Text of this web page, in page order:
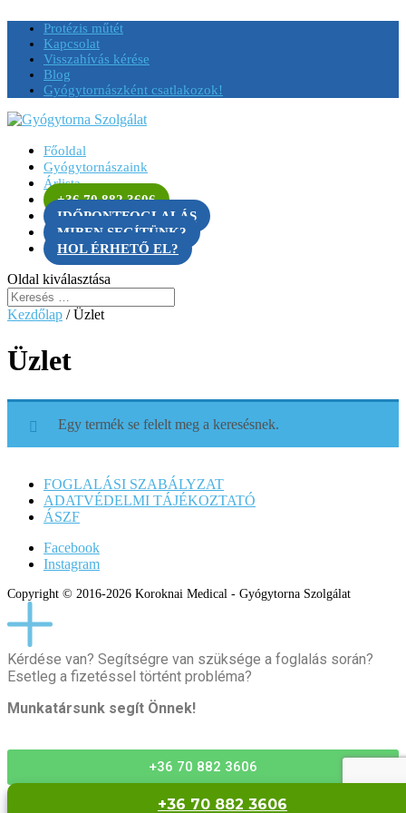
Protézis műtét
Kapcsolat
Visszahívás kérése
Blog
Gyógytornászként csatlakozok!
Főoldal
Gyógytornászaink
Árlista
+36 70 882 3606
IDŐPONTFOGLALÁS
MIBEN SEGÍTÜNK?
HOL ÉRHETŐ EL?
Oldal kiválasztása
Kezdőlap / Üzlet
Üzlet
Egy termék se felelt meg a keresésnek.
FOGLALÁSI SZABÁLYZAT
ADATVÉDELMI TÁJÉKOZTATÓ
ÁSZF
Facebook
Instagram
Copyright © 2016-2026 Koroknai Medical - Gyógytorna Szolgálat
+36 70 882 3606
Kérdése van? Segítségre van szüksége a foglalás során?
Esetleg a fizetéssel történt probléma?
Munkatársunk segít Önnek!
+36 70 882 3606